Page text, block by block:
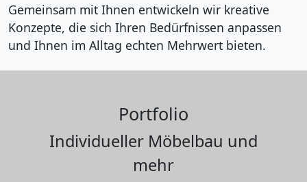
Gemeinsam mit Ihnen entwickeln wir kreative
Konzepte, die sich Ihren Bedürfnissen anpassen
und Ihnen im Alltag echten Mehrwert bieten.
Portfolio
Individueller Möbelbau und
mehr